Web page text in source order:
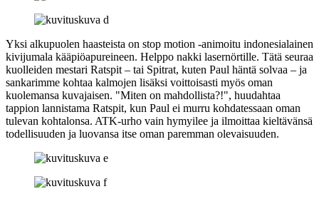
Yksi alkupuolen haasteista on stop motion ‑animoitu indonesialainen
kivijumala kääpiöapureineen. Helppo nakki lasernörtille. Tätä seuraa
kuolleiden mestari Ratspit – tai Spitrat, kuten Paul häntä solvaa – ja
sankarimme kohtaa kalmojen lisäksi voittoisasti myös oman
kuolemansa kuvajaisen. "Miten on mahdollista?!", huudahtaa
tappion lannistama Ratspit, kun Paul ei murru kohdatessaan oman
tulevan kohtalonsa. ATK‑urho vain hymyilee ja ilmoittaa kieltävänsä
todellisuuden ja luovansa itse oman paremman olevaisuuden.